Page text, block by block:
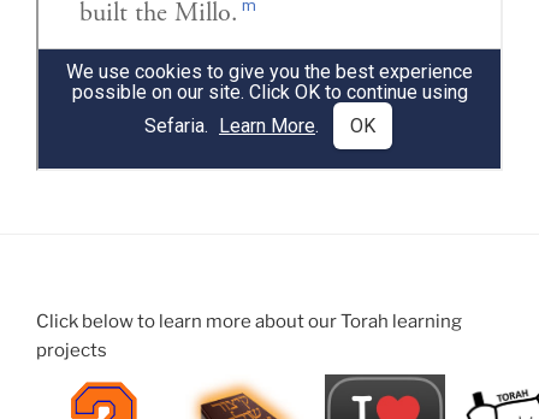
Click below to learn more about our Torah learning
projects